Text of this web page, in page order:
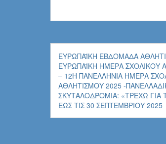
Πλοήγηση
άρθρων
ΕΥΡΩΠΑΪΚΗ ΕΒΔΟΜΑΔΑ
ΕΥΡΩΠΑΪΚΗ ΗΜΕΡΑ ΣΧΟΛΙΚΟΥ
– 12Η ΠΑΝΕΛΛΉΝΙΑ ΗΜΈΡΑ
ΑΘΛΗΤΙΣΜΟΎ 2025 -
ΣΚΥΤΑΛΟΔΡΟΜΊΑ: «ΤΡΈΧΩ ΓΙΑ
ΈΩΣ ΤΙΣ 30 ΣΕΠΤΕΜΒΡΊΟΥ 2025